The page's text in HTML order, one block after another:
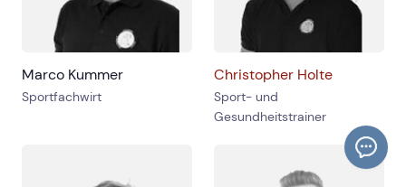
Marco Kummer
Sportfachwirt
Christopher Holte
Sport- und
Gesundheitstrainer